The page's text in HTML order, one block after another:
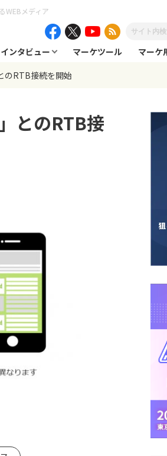
WEBメディア
ンタビュー マーケツール マーケ
のRTB接続を開始
とのRTB接